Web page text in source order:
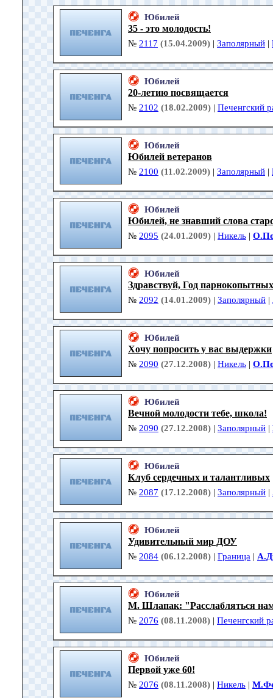
Юбилей
35 - это молодость!
№ 2117 (15.04.2009) | Заполярный |
Юбилей
20-летию посвящается
№ 2102 (18.02.2009) | Печенгский
Юбилей
Юбилей ветеранов
№ 2100 (11.02.2009) | Заполярный |
Юбилей
Юбилей, не знавший слова
№ 2095 (24.01.2009) | Никель |
Юбилей
Здравствуй, Год
№ 2092 (14.01.2009) | Заполярный |
Юбилей
Хочу попросить у вас выдержки
№ 2090 (27.12.2008) | Никель |
Юбилей
Вечной молодости тебе, школа!
№ 2090 (27.12.2008) | Заполярный |
Юбилей
Клуб сердечных и талантливых
№ 2087 (17.12.2008) | Заполярный |
Юбилей
Удивительный мир ДОУ
№ 2084 (06.12.2008) | Граница |
Юбилей
М. Шлапак: "Расслабляться
№ 2076 (08.11.2008) | Печенгский
Юбилей
Первой уже 60!
№ 2076 (08.11.2008) | Никель |